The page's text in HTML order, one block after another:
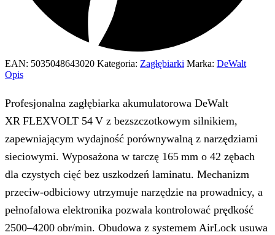
EAN: 5035048643020 Kategoria: Zagłębiarki Marka: DeWalt
Opis
Profesjonalna zagłębiarka akumulatorowa DeWalt
XR FLEXVOLT 54 V z bezszczotkowym silnikiem,
zapewniającym wydajność porównywalną z narzędziami
sieciowymi. Wyposażona w tarczę 165 mm o 42 zębach
dla czystych cięć bez uszkodzeń laminatu. Mechanizm
przeciw-odbiciowy utrzymuje narzędzie na prowadnicy, a
pełnofalowa elektronika pozwala kontrolować prędkość
2500–4200 obr/min. Obudowa z systemem AirLock usuwa